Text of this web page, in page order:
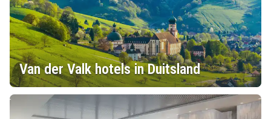
Van der Valk hotels in Duitsland